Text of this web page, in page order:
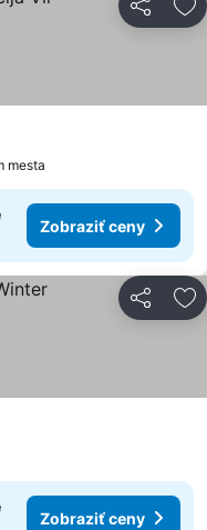
Zdieľať
mesta
Zobraziť ceny
Zdieľať
Zobraziť ceny